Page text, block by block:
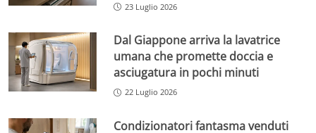
23 Luglio 2026
Dal Giappone arriva la lavatrice
umana che promette doccia e
asciugatura in pochi minuti
22 Luglio 2026
Condizionatori fantasma venduti